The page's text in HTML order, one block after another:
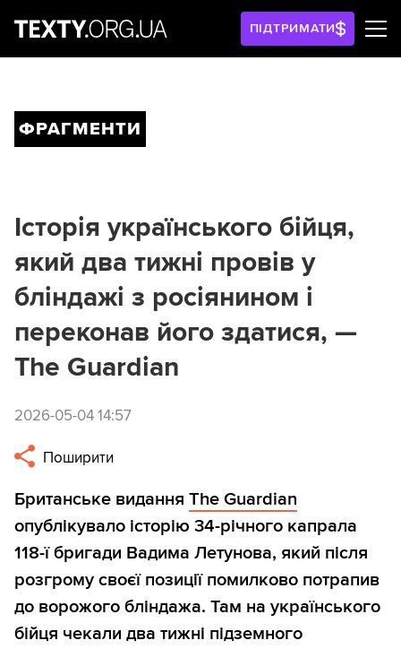
ПІДТРИМАТИ
ФРАГМЕНТИ
Історія українського бійця,
який два тижні провів у
бліндажі з росіянином і
переконав його здатися, —
The Guardian
2026-05-04 14:57
Поширити
Британське видання The Guardian
опублікувало історію 34-річного капрала
118-ї бригади Вадима Летунова, який після
розгрому своєї позиції помилково потрапив
до ворожого бліндажа. Там на українського
бійця чекали два тижні підземного